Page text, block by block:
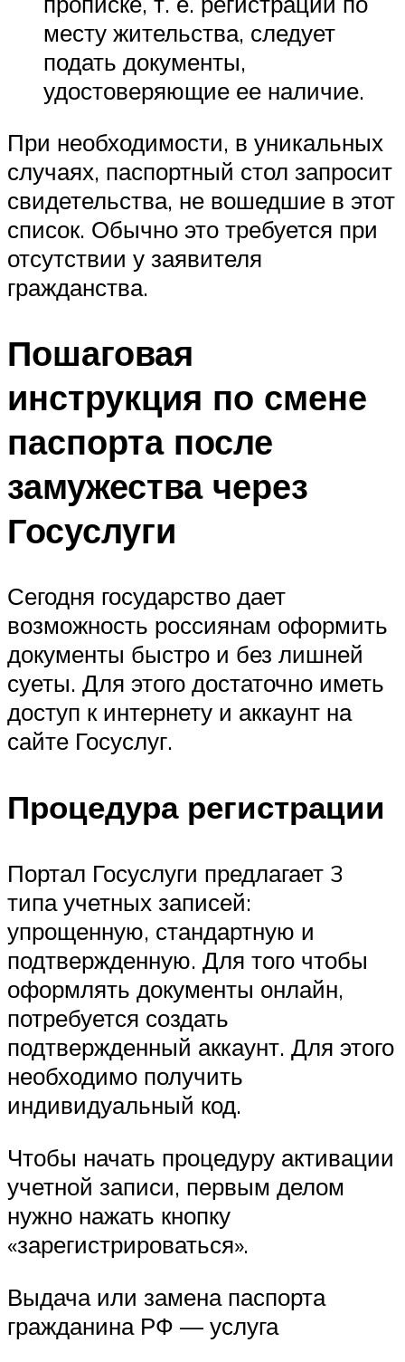
месту жительства, следует
подать документы,
удостоверяющие ее наличие.
При необходимости, в уникальных
случаях, паспортный стол запросит
свидетельства, не вошедшие в этот
список. Обычно это требуется при
отсутствии у заявителя
гражданства.
Пошаговая
инструкция по смене
паспорта после
замужества через
Госуслуги
Сегодня государство дает
возможность россиянам оформить
документы быстро и без лишней
суеты. Для этого достаточно иметь
доступ к интернету и аккаунт на
сайте Госуслуг.
Процедура регистрации
Портал Госуслуги предлагает 3
типа учетных записей:
упрощенную, стандартную и
подтвержденную. Для того чтобы
оформлять документы онлайн,
потребуется создать
подтвержденный аккаунт. Для этого
необходимо получить
индивидуальный код.
Чтобы начать процедуру активации
учетной записи, первым делом
нужно нажать кнопку
«зарегистрироваться».
Выдача или замена паспорта
гражданина РФ — услуга